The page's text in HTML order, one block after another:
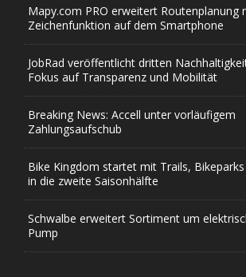
Mapy.com PRO erweitert Routenplanung
Zeichenfunktion auf dem Smartphone
JobRad veröffentlicht dritten
Fokus auf Transparenz und Mobilität
Breaking News: Accell unter vorläufigem
Zahlungsaufschub
Bike Kingdom startet mit Trails,
in die zweite Saisonhälfte
Schwalbe erweitert Sortiment um
Pump